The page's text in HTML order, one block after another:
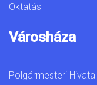
Oktatás
Városháza
Polgármesteri Hivatal